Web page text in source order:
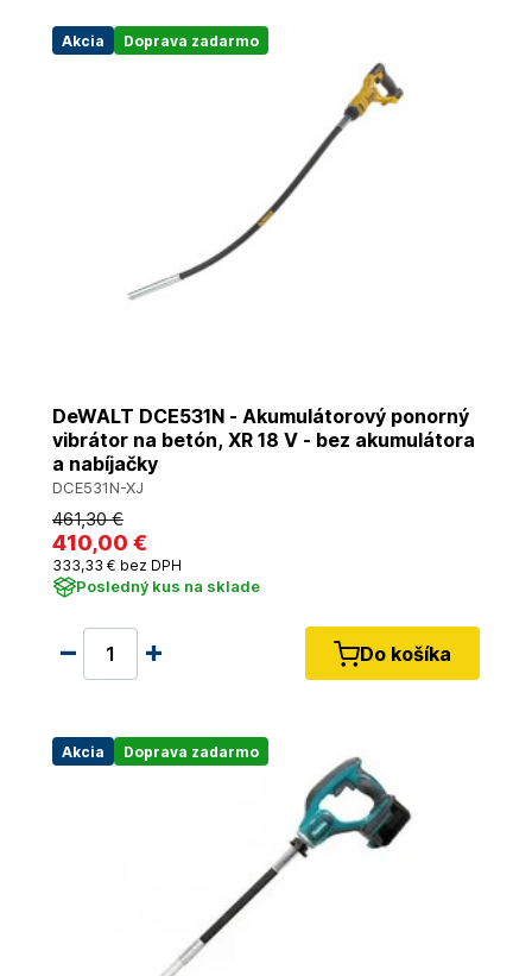
Akcia Doprava zadarmo
DeWALT DCE531N - Akumulátorový ponorný
vibrátor na betón, XR 18 V - bez akumulátora
a nabíjačky
DCE531N-XJ
461,30 €
410,00 €
333,33 € bez DPH
Posledný kus na sklade
Do košíka
Akcia Doprava zadarmo